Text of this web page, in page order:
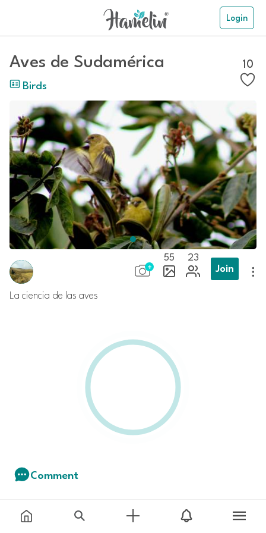
Login
Aves de Sudamérica
Birds
10
55
23
Join
La ciencia de las aves
Comment